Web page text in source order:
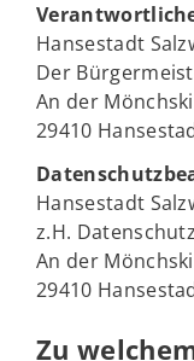
Hansestadt
Der
An der
29410
Hansestadt
z.H.
An der
29410
Zu